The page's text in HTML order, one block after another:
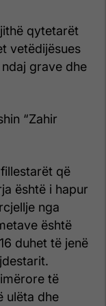
qytetarët
vetëdijësues
grave dhe
“Zahir
që
është i hapur
nga
është
duhet të jenë
të
ulëta dhe